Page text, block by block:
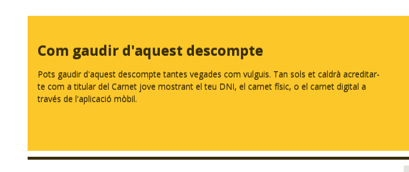
Com gaudir d'aquest descompte
Pots gaudir d'aquest descompte tantes vegades com vulguis. Tan sols et caldrà acreditar-
te com a titular del Carnet jove mostrant el teu DNI, el carnet físic, o el carnet digital a
través de l'aplicació mòbil.